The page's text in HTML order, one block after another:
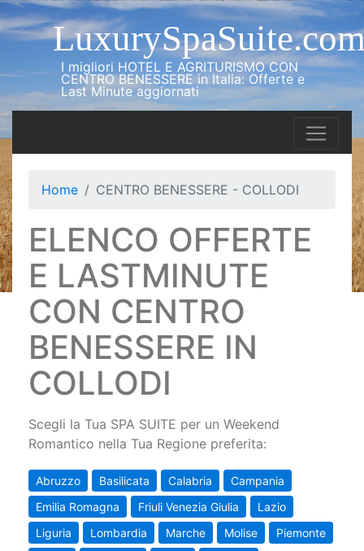
I migliori HOTEL E AGRITURISMO CON
CENTRO BENESSERE in Italia: Offerte e
Last Minute aggiornati
Home CENTRO BENESSERE - COLLODI
ELENCO OFFERTE
E LASTMINUTE
CON CENTRO
BENESSERE IN
COLLODI
Scegli la Tua SPA SUITE per un Weekend
Romantico nella Tua Regione preferita:
Abruzzo Basilicata Calabria
Campania
Emilia Romagna
Friuli Venezia Giulia
Lazio
Liguria
Lombardia Marche Molise
Piemonte